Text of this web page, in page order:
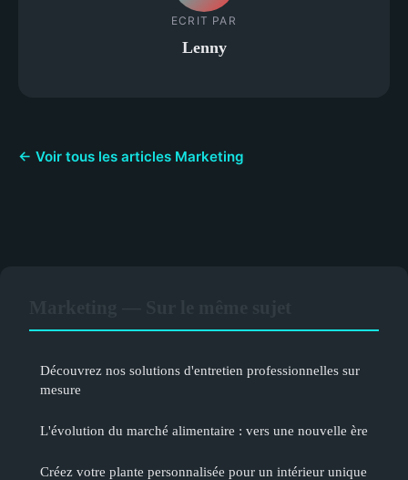
ECRIT PAR
Lenny
← Voir tous les articles Marketing
Découvrez nos solutions d'entretien professionnelles sur
mesure
L'évolution du marché alimentaire : vers une nouvelle ère
Créez votre plante personnalisée pour un intérieur unique